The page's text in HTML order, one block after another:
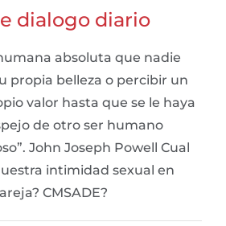
dialogo diario
absoluta que nadie
propia belleza o percibir un
valor hasta que se le haya
de otro ser humano
John Joseph Powell Cual
intimidad sexual en
CMSADE?